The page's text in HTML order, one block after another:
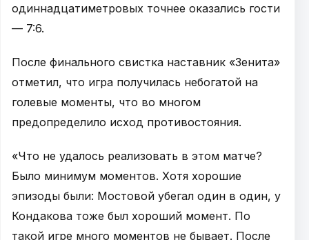
одиннадцатиметровых точнее оказались гости
— 7:6.
После финального свистка наставник «Зенита»
отметил, что игра получилась небогатой на
голевые моменты, что во многом
предопределило исход противостояния.
«Что не удалось реализовать в этом матче?
Было минимум моментов. Хотя хорошие
эпизоды были: Мостовой убегал один в один, у
Кондакова тоже был хороший момент. По
такой игре много моментов не бывает. После